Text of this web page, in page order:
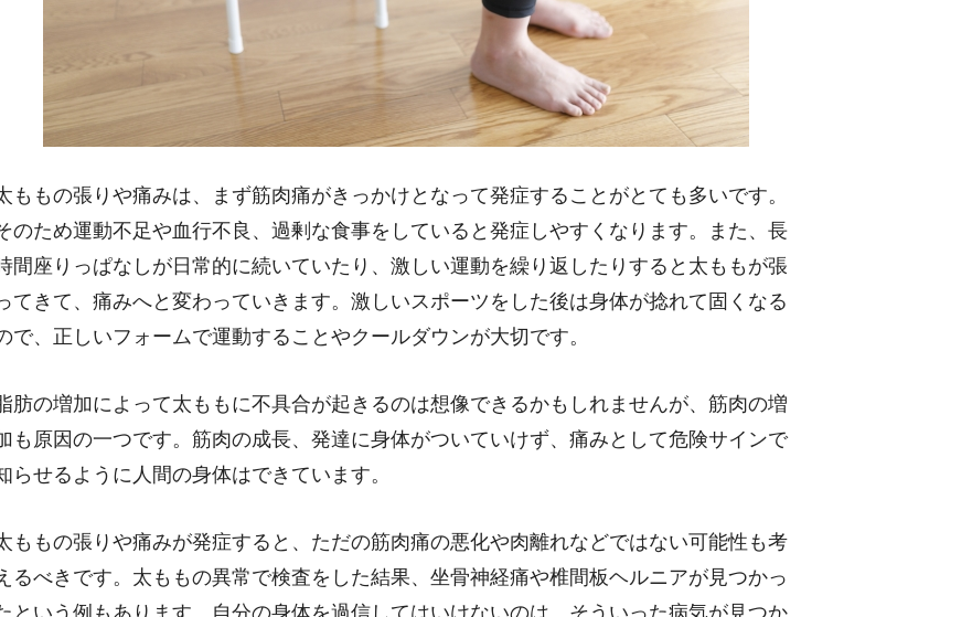
ももの張りや痛みは、まず筋肉痛がきっかけとなって発症することがとても多いです。
のため運動不足や血行不良、過剰な食事をしていると発症しやすくなります。また、長
間座りっぱなしが日常的に続いていたり、激しい運動を繰り返したりすると太ももが張
てきて、痛みへと変わっていきます。激しいスポーツをした後は身体が捻れて固くなる
で、正しいフォームで運動することやクールダウンが大切です。
肪の増加によって太ももに不具合が起きるのは想像できるかもしれませんが、筋肉の増
も原因の一つです。筋肉の成長、発達に身体がついていけず、痛みとして危険サインで
らせるように人間の身体はできています。
ももの張りや痛みが発症すると、ただの筋肉痛の悪化や肉離れなどではない可能性も考
るべきです。太ももの異常で検査をした結果、坐骨神経痛や椎間板ヘルニアが見つかっ
という例もあります。自分の身体を過信してはいけないのは、そういった病気が見つか